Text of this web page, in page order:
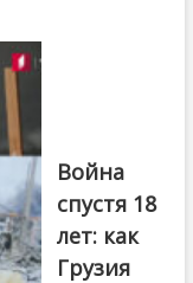
Первый канал
Война
спустя 18
лет: как
Грузия